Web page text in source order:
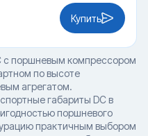
Купить
с поршневым компрессором
по высоте
агрегатом.
габариты DC в
поршневого
практичным выбором